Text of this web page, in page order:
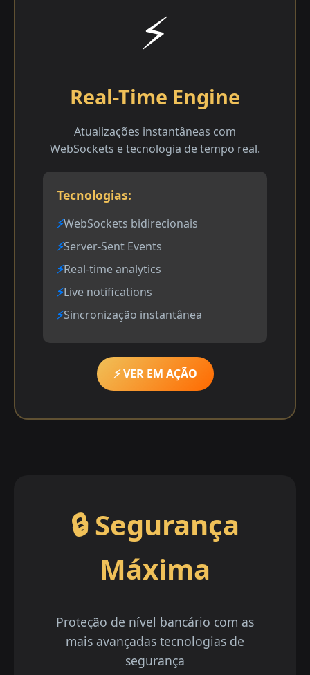
⚡
Real-Time Engine
Atualizações instantâneas com
WebSockets e tecnologia de tempo real.
Tecnologias:
WebSockets bidirecionais
Server-Sent Events
Real-time analytics
Live notifications
Sincronização instantânea
⚡ VER EM AÇÃO
🔒 Segurança
Máxima
Proteção de nível bancário com as
mais avançadas tecnologias de
segurança